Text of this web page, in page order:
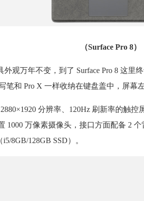
（Surface Pro 8）
外观万年不变，到了 Surface Pro 8 这
笔和 Pro X 一样收纳在键盘盖中，屏幕
分辨率、120Hz 刷新率的触
1000 万像素摄像头，接口方面配备 2 个
8GB/128GB SSD）。